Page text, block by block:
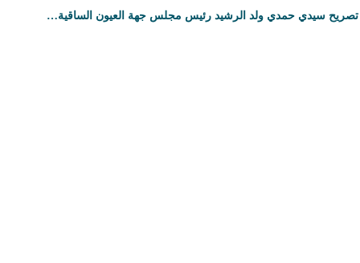
تصريح سيدي حمدي ولد الرشيد رئيس مجلس جهة العيون الساقية…